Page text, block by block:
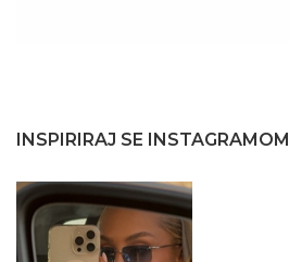
INSPIRIRAJ SE INSTAGRAMOM